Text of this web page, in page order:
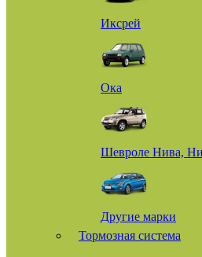
Иксрей
Ока
Шевроле Нива,
Другие марки
Тормозная система